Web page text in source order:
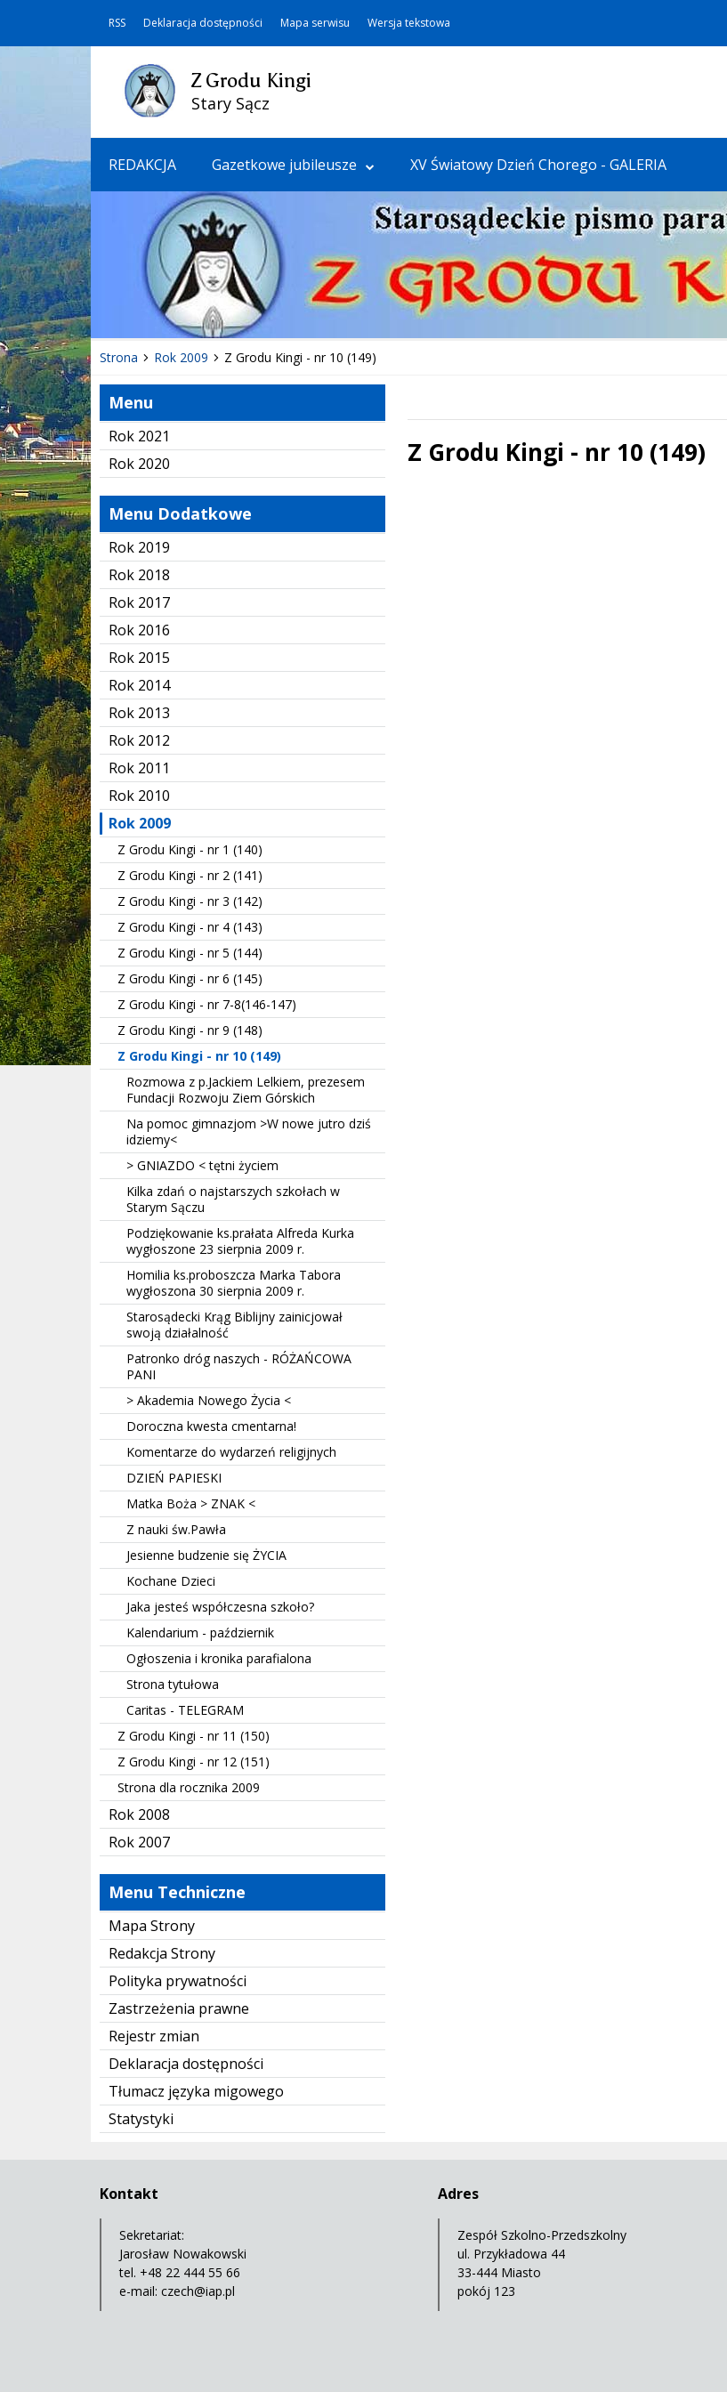
RSS Deklaracja dostępności Mapa serwisu Wersja tekstowa
Z Grodu Kingi
Stary Sącz
REDAKCJA Gazetkowe jubileusze XV Światowy Dzień Chorego - GALERIA
Strona Rok 2009 Z Grodu Kingi - nr 10 (149)
Menu
Rok 2021
Rok 2020
Menu Dodatkowe
Rok 2019
Rok 2018
Rok 2017
Rok 2016
Rok 2015
Rok 2014
Rok 2013
Rok 2012
Rok 2011
Rok 2010
Rok 2009
Z Grodu Kingi - nr 1 (140)
Z Grodu Kingi - nr 2 (141)
Z Grodu Kingi - nr 3 (142)
Z Grodu Kingi - nr 4 (143)
Z Grodu Kingi - nr 5 (144)
Z Grodu Kingi - nr 6 (145)
Z Grodu Kingi - nr 7-8(146-147)
Z Grodu Kingi - nr 9 (148)
Z Grodu Kingi - nr 10 (149)
Rozmowa z p.Jackiem Lelkiem, prezesem
Fundacji Rozwoju Ziem Górskich
Na pomoc gimnazjom >W nowe jutro dziś
idziemy<
> GNIAZDO < tętni życiem
Kilka zdań o najstarszych szkołach w
Starym Sączu
Podziękowanie ks.prałata Alfreda Kurka
wygłoszone 23 sierpnia 2009 r.
Homilia ks.proboszcza Marka Tabora
wygłoszona 30 sierpnia 2009 r.
Starosądecki Krąg Biblijny zainicjował
swoją działalność
Patronko dróg naszych - RÓŻAŃCOWA
PANI
> Akademia Nowego Życia <
Doroczna kwesta cmentarna!
Komentarze do wydarzeń religijnych
DZIEŃ PAPIESKI
Matka Boża > ZNAK <
Z nauki św.Pawła
Jesienne budzenie się ŻYCIA
Kochane Dzieci
Jaka jesteś współczesna szkoło?
Kalendarium - październik
Ogłoszenia i kronika parafialona
Strona tytułowa
Caritas - TELEGRAM
Z Grodu Kingi - nr 11 (150)
Z Grodu Kingi - nr 12 (151)
Strona dla rocznika 2009
Rok 2008
Rok 2007
Menu Techniczne
Mapa Strony
Redakcja Strony
Polityka prywatności
Zastrzeżenia prawne
Rejestr zmian
Deklaracja dostępności
Tłumacz języka migowego
Statystyki
Z Grodu Kingi - nr 10 (149)
Kontakt
Sekretariat:
Jarosław Nowakowski
tel. +48 22 444 55 66
e-mail: czech@iap.pl
Adres
Zespół Szkolno-Przedszkolny
ul. Przykładowa 44
33-444 Miasto
pokój 123